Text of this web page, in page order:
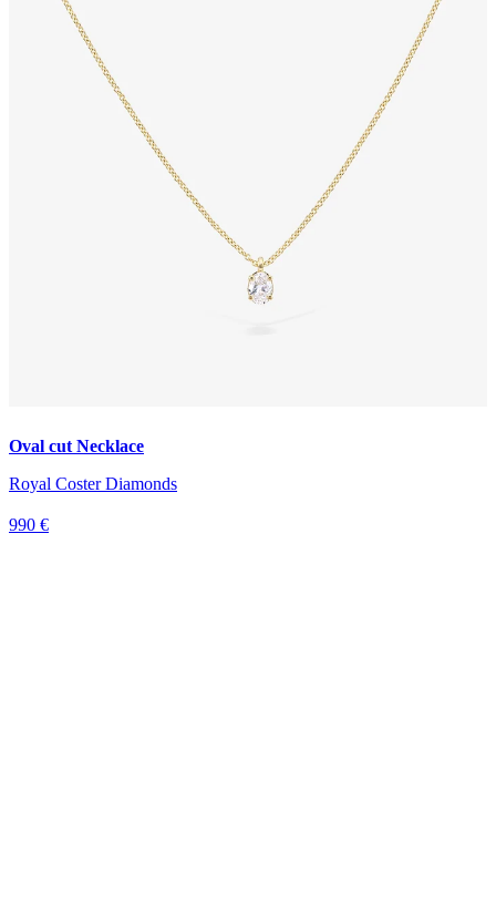
Oval cut Necklace
Royal Coster Diamonds
990 €